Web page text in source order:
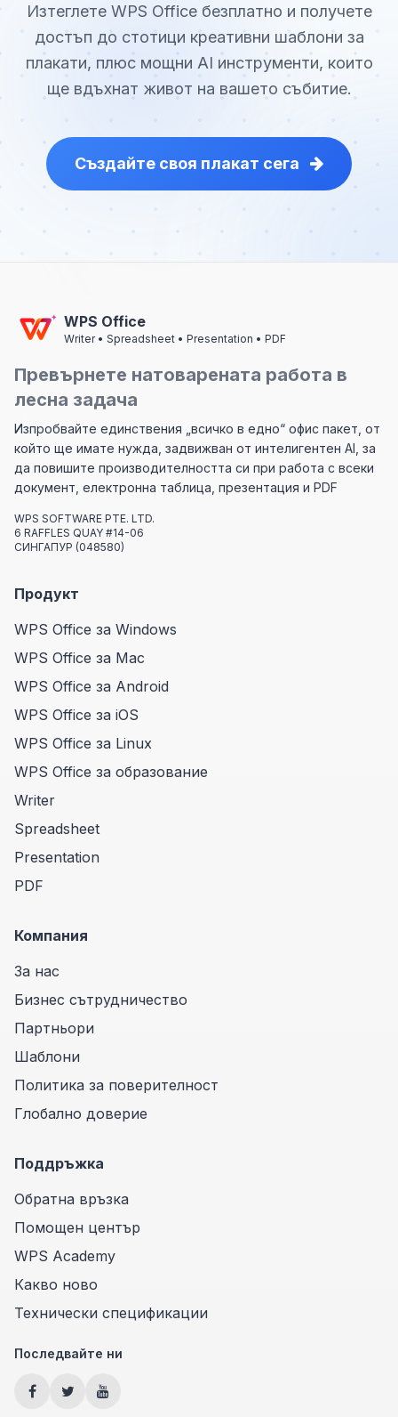
Изтеглете WPS Office безплатно и получете
достъп до стотици креативни шаблони за
плакати, плюс мощни AI инструменти, които
ще вдъхнат живот на вашето събитие.
Създайте своя плакат сега
WPS Office
Writer • Spreadsheet • Presentation • PDF
Превърнете натоварената работа в
лесна задача
Изпробвайте единствения „всичко в едно“ офис пакет, от
който ще имате нужда, задвижван от интелигентен AI, за
да повишите производителността си при работа с всеки
документ, електронна таблица, презентация и PDF
WPS SOFTWARE PTE. LTD.
6 RAFFLES QUAY #14-06
СИНГАПУР (048580)
Продукт
WPS Office за Windows
WPS Office за Mac
WPS Office за Android
WPS Office за iOS
WPS Office за Linux
WPS Office за образование
Writer
Spreadsheet
Presentation
PDF
Компания
За нас
Бизнес сътрудничество
Партньори
Шаблони
Политика за поверителност
Глобално доверие
Поддръжка
Обратна връзка
Помощен център
WPS Academy
Какво ново
Технически спецификации
Последвайте ни